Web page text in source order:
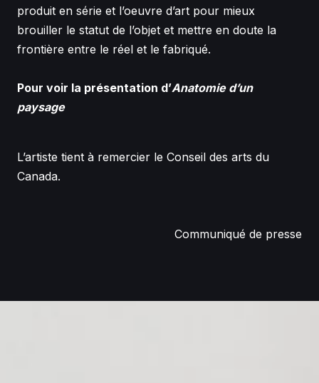
produit en série et l’oeuvre d’art pour mieux
brouiller le statut de l’objet et mettre en doute la
frontière entre le réel et le fabriqué.
Pour voir la présentation d’Anatomie d’un
paysage
L’artiste tient à remercier le Conseil des arts du
Canada.
Communiqué de presse